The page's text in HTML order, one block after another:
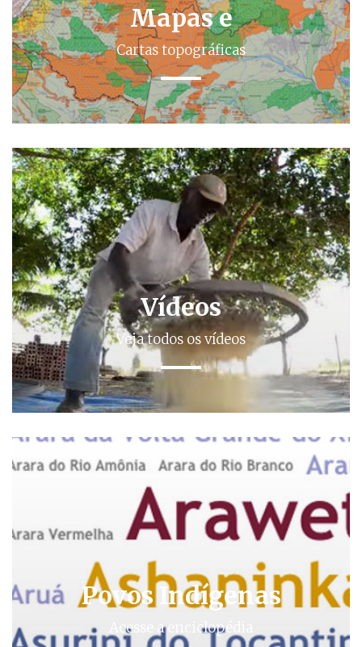
Mapas e
Cartas topográficas
Vídeos
Veja todos os vídeos
Povos Indígenas
Acesse a enciclopédia